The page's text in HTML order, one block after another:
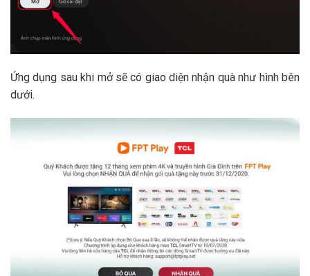
Ứng dụng sau khi mở sẽ có giao diện nhận quà như hình bên
dưới.